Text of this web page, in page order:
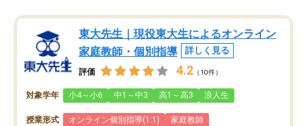
東大先生｜現役東大生によるオンライン
家庭教師・個別指導
詳しく見る
評価 4.2 （10件）
対象学年 小4～小6 中1～中3 高1～高3 浪人生
授業形式 オンライン個別指導(1:1) 家庭教師